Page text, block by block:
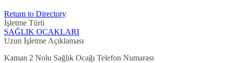
Return to Directory
İşletme Türü
SAĞLIK OCAKLARI
Uzun İşletme Açıklaması
Kaman 2 Nolu Sağlık Ocağı Telefon Numarası